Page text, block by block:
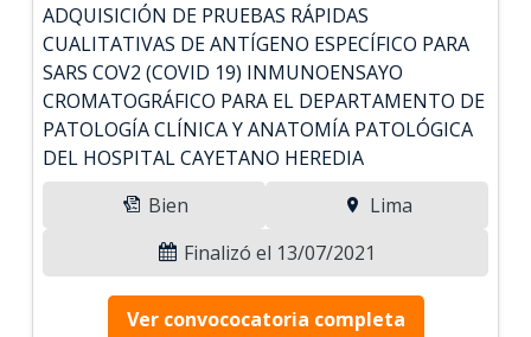
ADQUISICIÓN DE PRUEBAS RÁPIDAS
CUALITATIVAS DE ANTÍGENO ESPECÍFICO PARA
SARS COV2 (COVID 19) INMUNOENSAYO
CROMATOGRÁFICO PARA EL DEPARTAMENTO DE
PATOLOGÍA CLÍNICA Y ANATOMÍA PATOLÓGICA
DEL HOSPITAL CAYETANO HEREDIA
Bien
Lima
Finalizó el 13/07/2021
Ver convococatoria completa